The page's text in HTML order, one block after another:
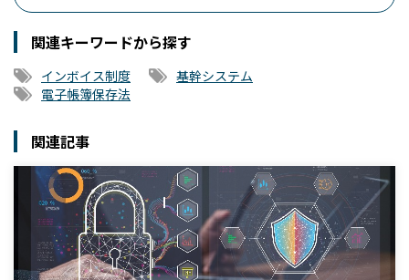
関連キーワードから探す
インボイス制度
基幹システム
電子帳簿保存法
関連記事